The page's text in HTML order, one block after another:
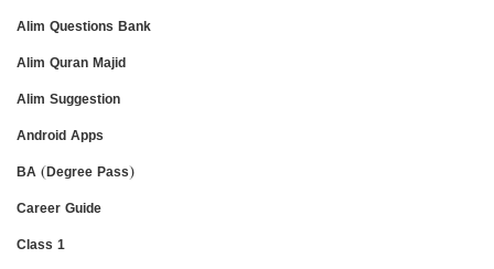
Alim Questions Bank
Alim Quran Majid
Alim Suggestion
Android Apps
BA (Degree Pass)
Career Guide
Class 1